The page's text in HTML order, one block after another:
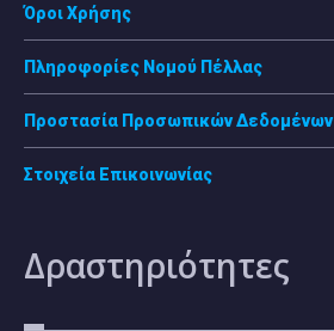
Όροι Χρήσης
Πληροφορίες Νομού Πέλλας
Προστασία Προσωπικών Δεδομένων
Στοιχεία Επικοινωνίας
Δραστηριότητες